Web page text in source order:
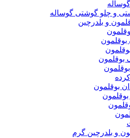
و چلو گوشتی گوساله
و بلدرچین
بوقلمون
بوقلمون
و بلدرچین گرم